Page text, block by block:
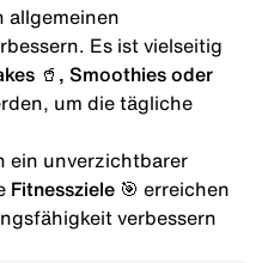
allgemeinen
Es ist vielseitig
🥤, Smoothies oder
um die tägliche
ein unverzichtbarer
Fitnessziele 🎯 erreichen
verbessern